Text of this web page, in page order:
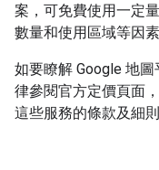
案，可免費使用一定
數量和使用區域等因素
如要瞭解 Google 地
律參閱官方定價頁面
這些服務的條款及細